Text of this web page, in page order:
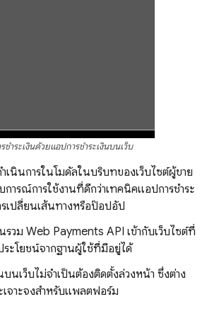
ชำระเงินด้วยแอปการชำระเงินบนเว็บ
ำเนินการในโมดัลในบริบทของเว็บไซต์ผู้ขาย
ารณ์การใช้งานที่ดีกว่าเทคนิคแอปการชำระ
เปลี่ยนเส้นทางหรือป๊อปอัป
วม Web Payments API เข้ากับเว็บไซต์ที่
ะโยชน์จากฐานผู้ใช้ที่มีอยู่ได้
บนเว็บไม่จำเป็นต้องติดตั้งล่วงหน้า ซึ่งต่าง
จาะจงสำหรับแพลตฟอร์ม